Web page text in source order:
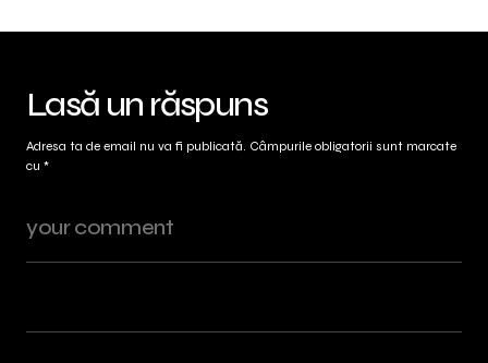
Lasă un răspuns
Adresa ta de email nu va fi publicată. Câmpurile obligatorii sunt marcate
cu *